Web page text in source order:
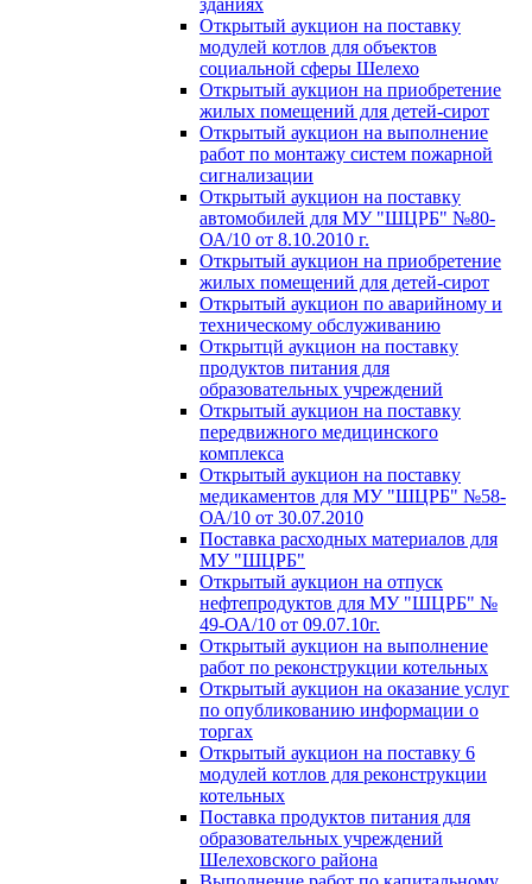
Открытый аукцион на поставку
модулей котлов для объектов
социальной сферы Шелехо
Открытый аукцион на приобретение
жилых помещений для детей-сирот
Открытый аукцион на выполнение
работ по монтажу систем пожарной
сигнализации
Открытый аукцион на поставку
автомобилей для МУ "ШЦРБ" №80-
ОА/10 от 8.10.2010 г.
Открытый аукцион на приобретение
жилых помещений для детей-сирот
Открытый аукцион по аварийному и
техническому обслуживанию
Открытцй аукцион на поставку
продуктов питания для
образовательных учреждений
Открытый аукцион на поставку
передвижного медицинского
комплекса
Открытый аукцион на поставку
медикаментов для МУ "ШЦРБ" №58-
ОА/10 от 30.07.2010
Поставка расходных материалов для
МУ "ШЦРБ"
Открытый аукцион на отпуск
нефтепродуктов для МУ "ШЦРБ" №
49-ОА/10 от 09.07.10г.
Открытый аукцион на выполнение
работ по реконструкции котельных
Открытый аукцион на оказание услуг
по опубликованию информации о
торгах
Открытый аукцион на поставку 6
модулей котлов для реконструкции
котельных
Поставка продуктов питания для
образовательных учреждений
Шелеховского района